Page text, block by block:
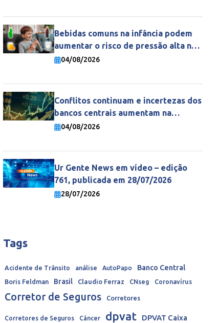
Bebidas comuns na infância podem
aumentar o risco de pressão alta na
vida adulta
04/08/2026
Conflitos continuam e incertezas dos
bancos centrais aumentam na
economia mundial
04/08/2026
Ur Gente News em vídeo – edição
761, publicada em 28/07/2026
28/07/2026
Tags
Acidente de Trânsito análise AutoPapo Banco Central
Boris Feldman Brasil Claudio Ferraz CNseg Coronavírus
Corretor de Seguros Corretores
Corretores de Seguros Câncer dpvat
DPVAT Caixa